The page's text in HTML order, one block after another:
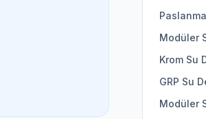
Modüler
Krom Su
GRP Su
Modüler